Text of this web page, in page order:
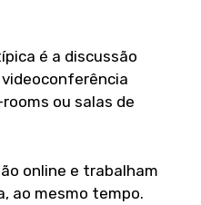
é a discussão
ou salas de
online e trabalham
ao mesmo tempo.